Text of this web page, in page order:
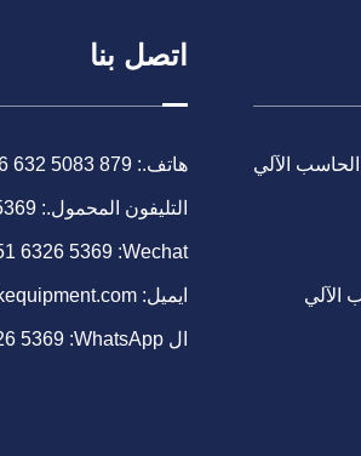
الآلي
الآلي
اتصل بنا
هاتف.: 632 5083 879
التليفون المحمول.:
Wechat:
6326 5369
ايميل:
ال WhatsApp: 5369